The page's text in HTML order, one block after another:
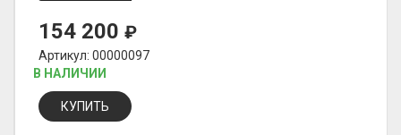
154 200 ₽
Артикул: 00000097
В НАЛИЧИИ
КУПИТЬ